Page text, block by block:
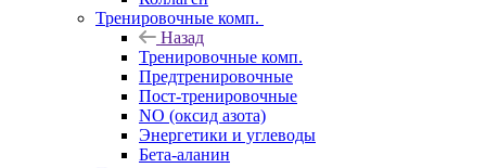
Тренировочные комп.
Назад
Тренировочные комп.
Предтренировочные
Пост-тренировочные
NO (оксид азота)
Энергетики и углеводы
Бета-аланин